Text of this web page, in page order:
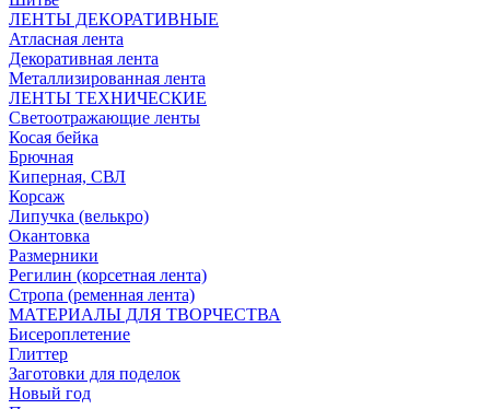
ЛЕНТЫ ДЕКОРАТИВНЫЕ
Атласная лента
Декоративная лента
Металлизированная лента
ЛЕНТЫ ТЕХНИЧЕСКИЕ
Светоотражающие ленты
Косая бейка
Брючная
Киперная, СВЛ
Корсаж
Липучка (велькро)
Окантовка
Размерники
Регилин (корсетная лента)
Стропа (ременная лента)
МАТЕРИАЛЫ ДЛЯ ТВОРЧЕСТВА
Бисероплетение
Глиттер
Заготовки для поделок
Новый год